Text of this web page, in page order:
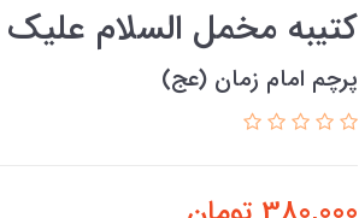
کتیبه مخمل السلام
پرچم امام زمان (عج)